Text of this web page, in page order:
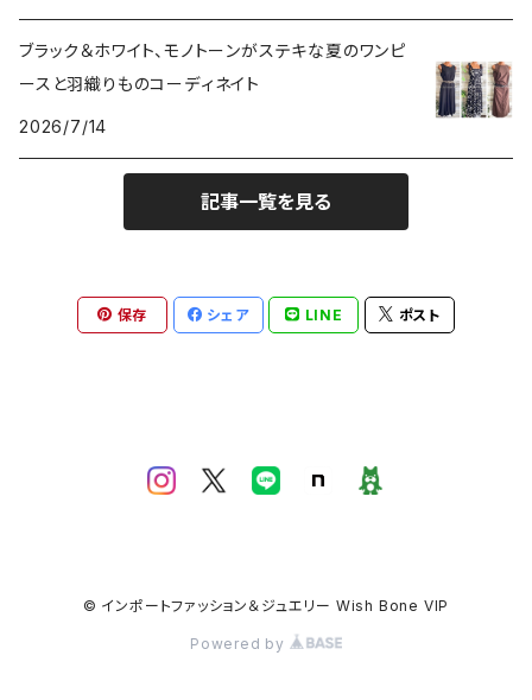
ブラック＆ホワイト、モノトーンがステキな夏のワンピ
ースと羽織りものコーディネイト
2026/7/14
記事一覧を見る
保存 シェア LINE ポスト
© インポートファッション＆ジュエリー Wish Bone VIP
Powered by